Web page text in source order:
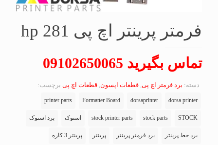
فرمتر پرینتر اچ پی hp 281
تماس بگیرید 09102650065
دسته: برد فرمتر اچ پی, قطعات اپسون, قطعات اچ پی برچسب:
dorsa printer
dorsaprinter
Formatter Board
printer parts
STOCK
stock parts
stock printer parts استوک برد استوک
برد خط پرینتر برد فرمتر پرینتر پرینتر پرینتر 3 کاره